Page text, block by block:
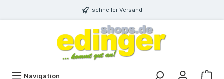
schneller Versand
Navigation